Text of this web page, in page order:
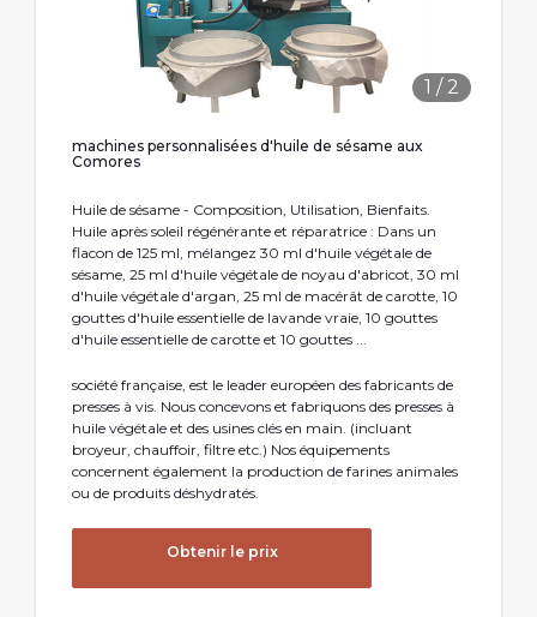
1 / 2
machines personnalisées d'huile de sésame aux
Comores
Huile de sésame - Composition, Utilisation, Bienfaits.
Huile après soleil régénérante et réparatrice : Dans un
flacon de 125 ml, mélangez 30 ml d'huile végétale de
sésame, 25 ml d'huile végétale de noyau d'abricot, 30 ml
d'huile végétale d'argan, 25 ml de macérât de carotte, 10
gouttes d'huile essentielle de lavande vraie, 10 gouttes
d'huile essentielle de carotte et 10 gouttes ...
société française, est le leader européen des fabricants de
presses à vis. Nous concevons et fabriquons des presses à
huile végétale et des usines clés en main. (incluant
broyeur, chauffoir, filtre etc.) Nos équipements
concernent également la production de farines animales
ou de produits déshydratés.
Obtenir le prix